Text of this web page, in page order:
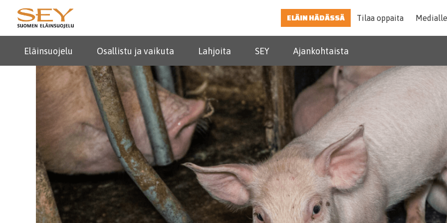
ELÄIN HÄDÄSSÄ Tilaa oppaita Medialle
Eläinsuojelu Osallistu ja vaikuta Lahjoita SEY Ajankohtaista